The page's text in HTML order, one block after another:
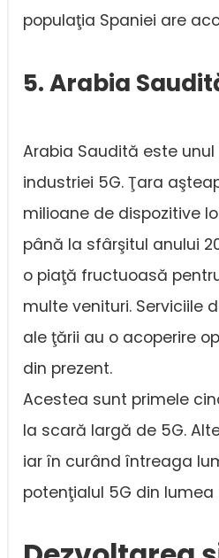
populaţia Spaniei are
5. Arabia
Arabia Saudită este unul
industriei 5G. Ţara
milioane de dispozitive
până la sfârşitul anului
o piaţă fructuoasă
multe venituri. Serviciile
ale ţării au o acoperire
din prezent.
Acestea sunt primele
la scară largă de 5G.
iar în curând întreaga
potenţialul 5G din